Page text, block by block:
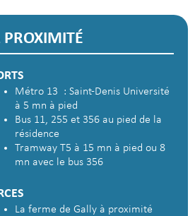
Métro 13 : Saint-Denis Université
à 5 mn à pied
Bus 11, 255 et 356 au pied de la
résidence
Tramway T5 à 15 mn à pied ou 8
mn avec le bus 356
La ferme de Gally à proximité